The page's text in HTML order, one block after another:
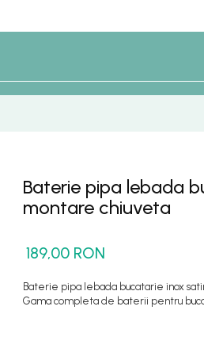
Baterie pipa lebada
montare chiuveta
189,00 RON
Baterie pipa lebada bucatarie inox
Gama completa de baterii pentru